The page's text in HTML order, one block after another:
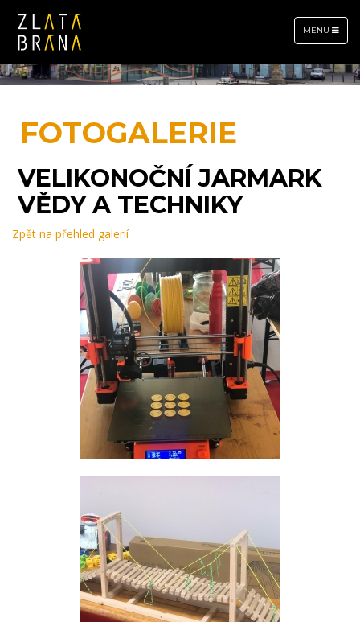
TOGGLE
NAVIGATION
MENU
FOTOGALERIE
VELIKONOČNÍ JARMARK
VĚDY A TECHNIKY
Zpět na přehled galerií